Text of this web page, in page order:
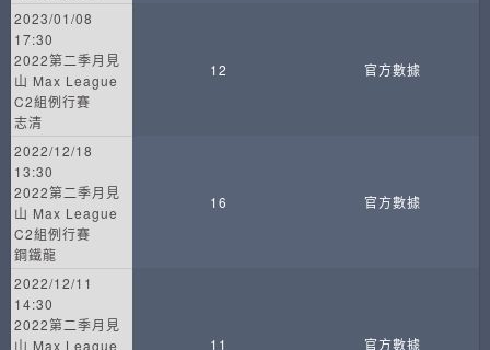
2023/01/08
17:30
2022第二季月見
山 Max League
C2組例行賽
志清
12 官方數據
2022/12/18
13:30
2022第二季月見
山 Max League
C2組例行賽
鋼鐵龍
16 官方數據
2022/12/11
14:30
2022第二季月見
山 Max League
11 官方數據